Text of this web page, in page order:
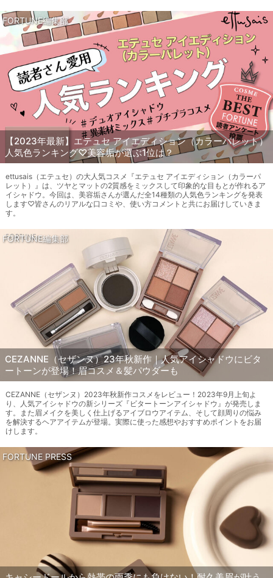
FORTUNE編集部
【2023年最新】エテュセ アイエディション（カラーパレット）
人気色ランキング♡美容垢が選ぶ1位は？
ettusais（エテュセ）の大人気コスメ『エテュセ アイエディション（カラーパ
レット）』は、ツヤとマットの2質感をミックスして印象的な目もとが作れるア
イシャドウ。今回は、美容垢さんが選んだ全14種類の人気色ランキングを発表
します♡皆さんのリアルな口コミや、使い方コメントと共にお届けしていきま
す。
FORTUNE編集部
CEZANNE（セザンヌ）23年秋新作｜人気アイシャドウにビタ
ートーンが登場！眉コスメ＆髪パウダーも
CEZANNE（セザンヌ）2023年秋新作コスメをレビュー！2023年9月上旬よ
り、人気アイシャドウの新シリーズ『ビタートーンアイシャドウ』が発売しま
す。また眉メイクを美しく仕上げるアイブロウアイテム、そして顔周りの悩み
を解決するヘアアイテムが登場。実際に使った感想やおすすめポイントをお届
けします。
FORTUNE PRESS